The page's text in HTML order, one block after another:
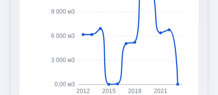
0,00 м3
3 000 м3
6 000 м3
9 000 м3
2012 2015 2018 2021